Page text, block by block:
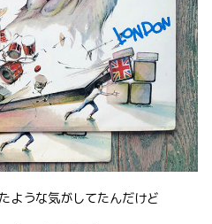
ような気がしてたんだけど